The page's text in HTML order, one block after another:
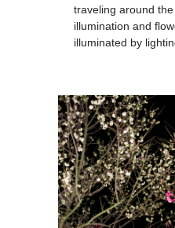
traveling around
illumination and
illuminated by